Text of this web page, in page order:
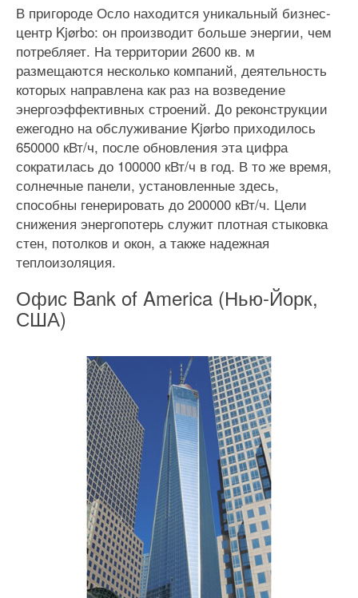
В пригороде Осло находится уникальный бизнес-
центр Kjørbo: он производит больше энергии, чем
потребляет. На территории 2600 кв. м
размещаются несколько компаний, деятельность
которых направлена как раз на возведение
энергоэффективных строений. До реконструкции
ежегодно на обслуживание Kjørbo приходилось
650000 кВт/ч, после обновления эта цифра
сократилась до 100000 кВт/ч в год. В то же время,
солнечные панели, установленные здесь,
способны генерировать до 200000 кВт/ч. Цели
снижения энергопотерь служит плотная стыковка
стен, потолков и окон, а также надежная
теплоизоляция.
Офис Bank of America (Нью-Йорк,
США)